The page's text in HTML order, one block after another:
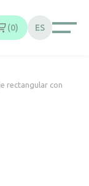
0 ES
rectangular con